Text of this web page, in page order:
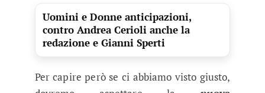
Uomini e Donne anticipazioni,
contro Andrea Cerioli anche la
redazione e Gianni Sperti
Per capire però se ci abbiamo visto giusto,